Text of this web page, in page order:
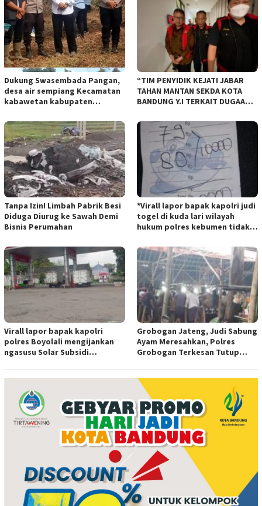
Dukung Swasembada Pangan,
desa air sempiang Kecamatan
kabawetan kabupaten
28 mei 2025
“TIM PENYIDIK KEJATI JABAR
TAHAN MANTAN SEKDA KOTA
BANDUNG Y.I TERKAIT DUGAAN
BANDUNG”.
Tanpa Izin! Limbah Pabrik Besi
Diduga Diurug ke Sawah Demi
Bisnis Perumahan
*Virall lapor bapak kapolri judi
togel di kuda lari wilayah
hukum polres kebumen tidak
Virall lapor bapak kapolri
polres Boyolali mengijankan
ngasusu Solar Subsidi
Grobogan Jateng, Judi Sabung
Ayam Meresahkan, Polres
Grobogan Terkesan Tutup